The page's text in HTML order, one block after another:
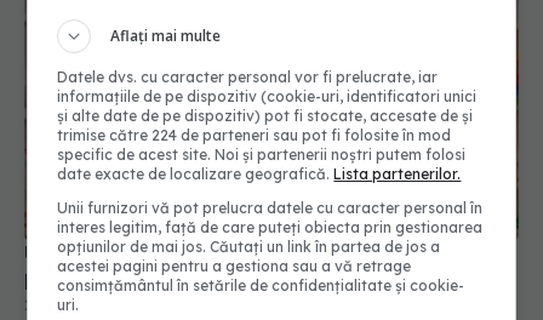
Unifarm: Canalul de Urgență, răspuns pentru
pacienții care nu găsesc medicamente esențiale
20 iul 2026, 15:16
Aflați mai multe
Datele dvs. cu caracter personal vor fi prelucrate, iar
informațiile de pe dispozitiv (cookie-uri, identificatori unici
și alte date de pe dispozitiv) pot fi stocate, accesate de și
trimise către 224 de parteneri sau pot fi folosite în mod
specific de acest site. Noi și partenerii noștri putem folosi
date exacte de localizare geografică.Lista partenerilor.
Unii furnizori vă pot prelucra datele cu caracter personal în
interes legitim, față de care puteți obiecta prin gestionarea
opțiunilor de mai jos. Căutați un link în partea de jos a
acestei pagini pentru a gestiona sau a vă retrage
consimțământul în setările de confidențialitate și cookie-
uri.